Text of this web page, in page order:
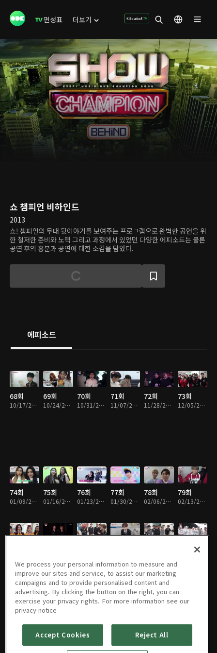
편성표 더보기
쇼 챔피언 비하인드
2013
쇼! 챔피언의 무대 뒷이야기를 보여주는 프로그램으로 완벽한 공연을 위
한 철저한 준비와 노력 그리고 과정에서 있었던 다양한 에피소드는 물론
공연 후의 흥분과 공연에 대한 소감을 담았다.
에피소드
68회
10/17/2017 • 48분
69회
10/24/2017 • 48분
70회
10/31/2017 • 46분
71회
11/07/2017 • 46분
72회
11/28/2017 • 46분
73회
12/05/2017 • 50분
74회
01/09/2018 • 49분
75회
01/16/2018 • 48분
76회
01/23/2018 • 47분
77회
01/30/2018 • 47분
78회
02/06/2018 • 46분
79회
02/13/2018 • 46분
86회
04/17/2018 • 48분
87회 88회 89회 90회 91회
We process your personal information to measure and
improve our sites and service, to assist our marketing
campaigns and to provide personalised content and
advertising. By clicking the button on the right, you can
exercise your privacy rights. For more information see our
privacy notice
Accept Cookies Reject All